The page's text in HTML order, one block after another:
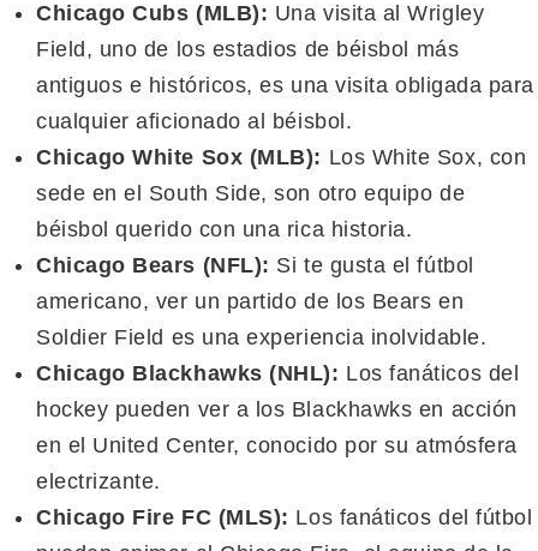
Chicago Cubs (MLB): Una visita al Wrigley
Field, uno de los estadios de béisbol más
antiguos e históricos, es una visita obligada para
cualquier aficionado al béisbol.
Chicago White Sox (MLB): Los White Sox, con
sede en el South Side, son otro equipo de
béisbol querido con una rica historia.
Chicago Bears (NFL): Si te gusta el fútbol
americano, ver un partido de los Bears en
Soldier Field es una experiencia inolvidable.
Chicago Blackhawks (NHL): Los fanáticos del
hockey pueden ver a los Blackhawks en acción
en el United Center, conocido por su atmósfera
electrizante.
Chicago Fire FC (MLS): Los fanáticos del fútbol